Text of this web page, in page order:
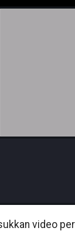
video